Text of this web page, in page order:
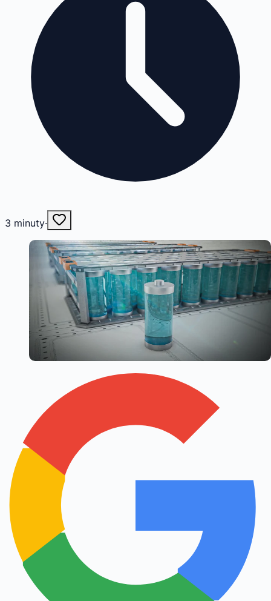
3 minuty·